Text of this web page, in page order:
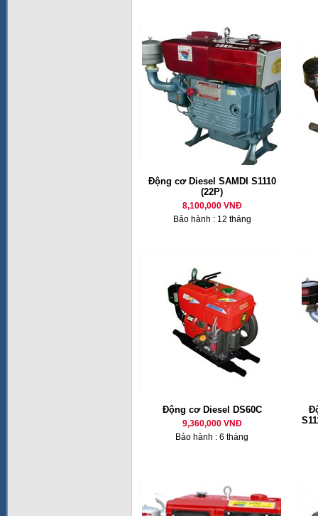
Động cơ Diesel SAMDI S1110
(22P)
8,100,000 VNĐ
Bảo hành : 12 tháng
Động cơ Diesel DS60C
9,360,000 VNĐ
Bảo hành : 6 tháng